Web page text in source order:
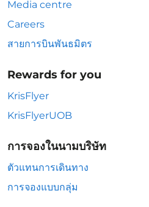
Media centre
Careers
สายการบินพันธมิตร
Rewards for you
KrisFlyer
KrisFlyerUOB
การจองในนามบริษัท
ตัวแทนการเดินทาง
การจองแบบกลุ่ม